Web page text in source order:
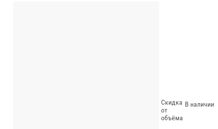
Скидка
от
объёма
В наличии